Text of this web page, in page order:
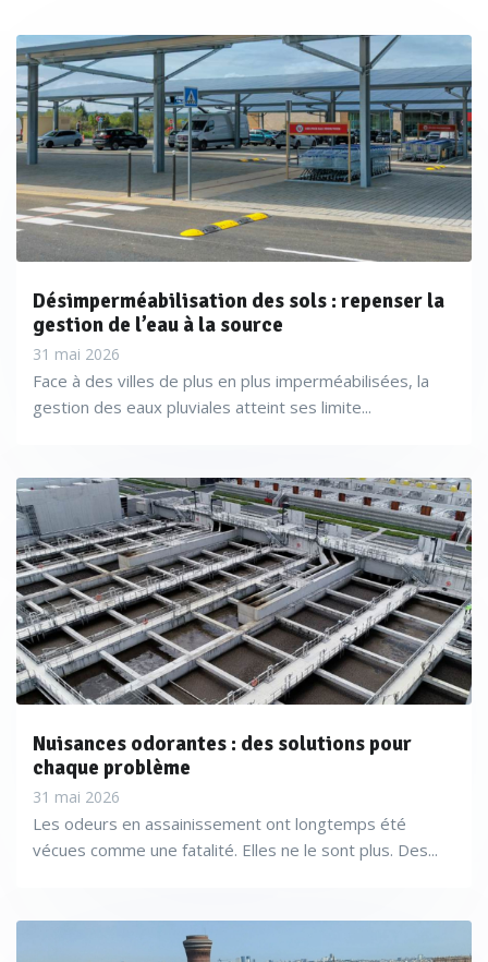
Désimperméabilisation des sols : repenser la
gestion de l’eau à la source
31 mai 2026
Face à des villes de plus en plus imperméabilisées, la
gestion des eaux pluviales atteint ses limite...
Nuisances odorantes : des solutions pour
chaque problème
31 mai 2026
Les odeurs en assainissement ont longtemps été
vécues comme une fatalité. Elles ne le sont plus. Des...